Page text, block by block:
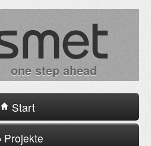
one step ahead
Start
Projekte